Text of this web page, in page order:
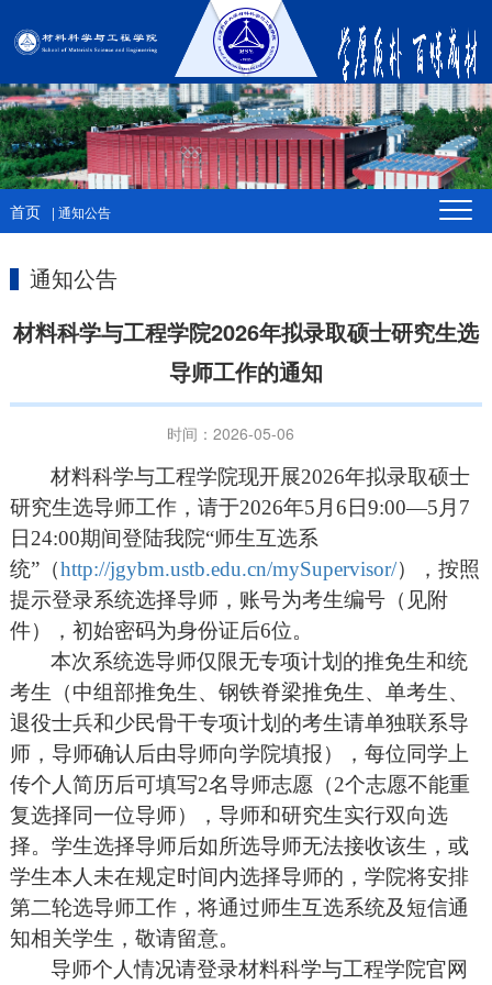
首页 | 通知公告
通知公告
材料科学与工程学院2026年拟录取硕士研究生选
导师工作的通知
时间：2026-05-06
材料科学与工程学院现开展2026年拟录取硕士
研究生选导师工作，请于2026年5月6日9:00—5月 7
日24:00期间登陆我院“师生互选系
统”（http://jgybm.ustb.edu.cn/mySupervisor/），按照
提示登录系统选择导师，账号为考生编号（ 见附
件） ， 初始密码为身份证后6位。
本次系统选导师仅限无专项计划的推免生和统
考生 （中组部推免生、钢铁脊梁推免生、 单考生、
退役士兵和少民骨干专项计划的考生请单独联系导
师，导师确认后由导师向学院填报），每位同学上
传个人简历后可填写2名导师志愿（2个志愿不能重
复选择同一位导师），导师和研究生实行双向选
择。学生选择导师后如所选导师无法接收该生，或
学生本人未在规定时间内选择导师的，学院将安排
第二轮选导师工作， 将通过师生互选系统及短信通
知相关学生，敬请留意。
导师个人情况请登录材料科学与工程学院官网